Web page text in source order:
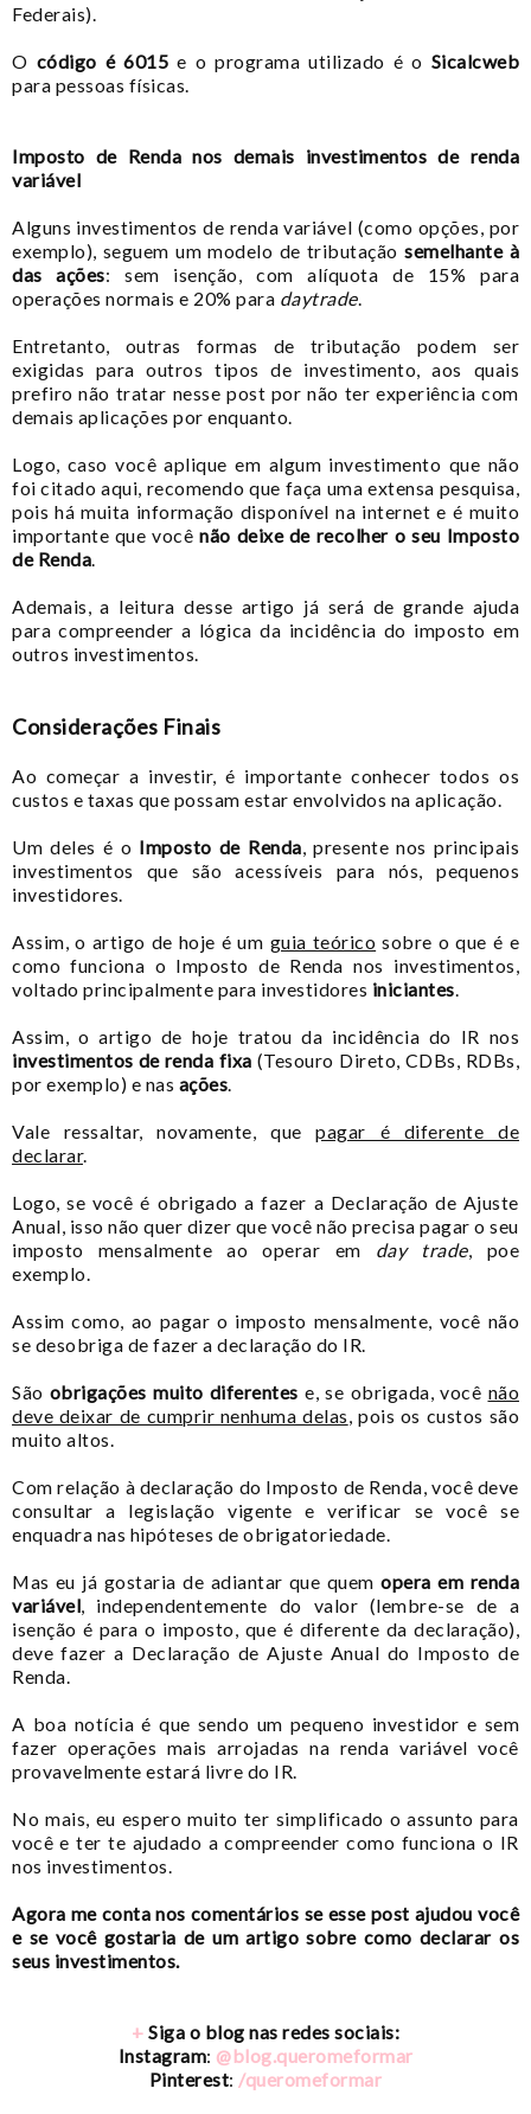
Federais).
O código é 6015 e o programa utilizado é o Sicalcweb
para pessoas físicas.
Imposto de Renda nos demais investimentos de renda
variável
Alguns investimentos de renda variável (como opções, por
exemplo), seguem um modelo de tributaçãosemelhante à
das ações: sem isenção, com alíquota de 15% para
operações normais e 20% para daytrade.
Entretanto, outras formas de tributação podem ser
exigidas para outros tipos de investimento, aos quais
prefiro não tratar nesse post por não ter experiência com
demais aplicações por enquanto.
Logo, caso você aplique em algum investimento que não
foi citado aqui, recomendo que faça uma extensa pesquisa,
pois há muita informação disponível na internet e é muito
importante que vocênão deixe de recolher o seu Imposto
de Renda.
Ademais, a leitura desse artigo já será de grande ajuda
para compreender a lógica da incidência do imposto em
outros investimentos.
Considerações Finais
Ao começar a investir, é importante conhecer todos os
custos e taxas que possam estar envolvidos na aplicação.
Um deles é o Imposto de Renda, presente nos principais
investimentos que são acessíveis para nós, pequenos
investidores.
Assim, o artigo de hoje é um guia teórico sobre o que é e
como funciona o Imposto de Renda nos investimentos,
voltado principalmente para investidores iniciantes.
Assim, o artigo de hoje tratou da incidência do IR nos
investimentos de renda fixa (Tesouro Direto, CDBs, RDBs,
por exemplo) e nas ações.
Vale ressaltar, novamente, quepagar é diferente de
declarar.
Logo, se você é obrigado a fazer a Declaração de Ajuste
Anual, isso não quer dizer que você não precisa pagar o seu
imposto mensalmente ao operar em day trade, poe
exemplo.
Assim como, ao pagar o imposto mensalmente, você não
se desobriga de fazer a declaração do IR.
São obrigações muito diferentes e, se obrigada, você não
deve deixar de cumprir nenhuma delas, pois os custos são
muito altos.
Com relação à declaração do Imposto de Renda, você deve
consultar a legislação vigente e verificar se você se
enquadra nas hipóteses de obrigatoriedade.
Mas eu já gostaria de adiantar que quemopera em renda
variável, independentemente do valor (lembre-se de a
isenção é para o imposto, que é diferente da declaração),
deve fazer a Declaração de Ajuste Anual do Imposto de
Renda.
A boa notícia é que sendo um pequeno investidor e sem
fazer operações mais arrojadas na renda variável você
provavelmente estará livre do IR.
No mais, eu espero muito ter simplificado o assunto para
você e ter te ajudado a compreender como funciona o IR
nos investimentos.
Agora me conta nos comentários se esse post ajudou você
e se você gostaria de um artigo sobre como declarar os
seus investimentos.
+ Siga o blog nas redes sociais:
Instagram: @blog.queromeformar
Pinterest: /queromeformar